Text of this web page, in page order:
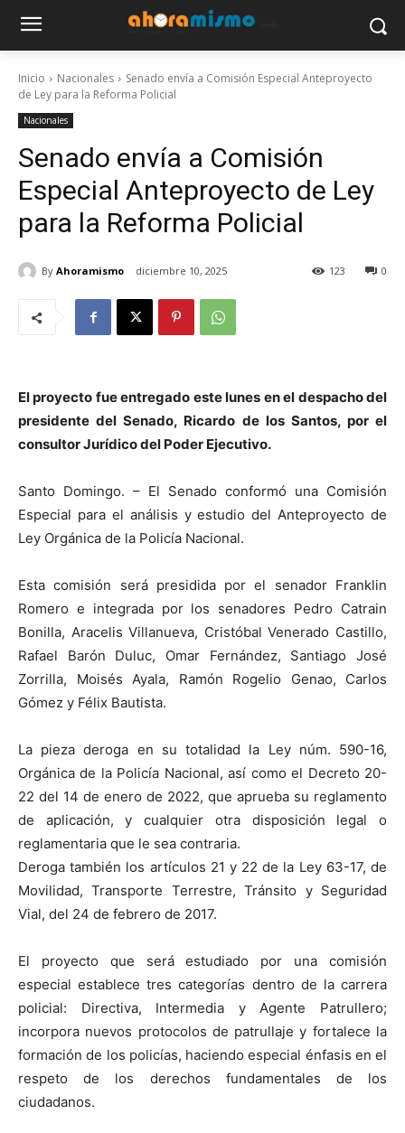
Inicio Nacionales
Senado envía a Comisión Especial Anteproyecto
de Ley para la Reforma Policial
Nacionales
Senado envía a Comisión
Especial Anteproyecto de Ley
para la Reforma Policial
By Ahoramismo diciembre 10, 2025 0
123
El proyecto fue entregado este lunes en el despacho del
presidente del Senado, Ricardo de los Santos, por el
consultor Jurídico del Poder Ejecutivo.
Santo Domingo. – El Senado conformó una Comisión
Especial para el análisis y estudio del Anteproyecto de
Ley Orgánica de la Policía Nacional.
Esta comisión será presidida por el senador Franklin
Romero e integrada por los senadores Pedro Catrain
Bonilla, Aracelis Villanueva, Cristóbal Venerado Castillo,
Rafael Barón Duluc, Omar Fernández, Santiago José
Zorrilla, Moisés Ayala, Ramón Rogelio Genao, Carlos
Gómez y Félix Bautista.
La pieza deroga en su totalidad la Ley núm. 590-16,
Orgánica de la Policía Nacional, así como el Decreto 20-
22 del 14 de enero de 2022, que aprueba su reglamento
de aplicación, y cualquier otra disposición legal o
reglamentaria que le sea contraria.
Deroga también los artículos 21 y 22 de la Ley 63-17, de
Movilidad, Transporte Terrestre, Tránsito y Seguridad
Vial, del 24 de febrero de 2017.
El proyecto que será estudiado por una comisión
especial establece tres categorías dentro de la carrera
policial: Directiva, Intermedia y Agente Patrullero;
incorpora nuevos protocolos de patrullaje y fortalece la
formación de los policías, haciendo especial énfasis en el
respeto de los derechos fundamentales de los
ciudadanos.